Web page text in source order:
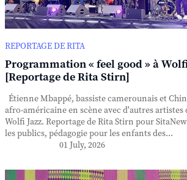
REPORTAGE DE RITA
Programmation « feel good » à
[Reportage de Rita Stirn]
Étienne Mbappé, bassiste camerounais et
afro-américaine en scène avec d'autres artistes
Wolfi Jazz. Reportage de Rita Stirn pour
les publics, pédagogie pour les enfants des...
01 July, 2026